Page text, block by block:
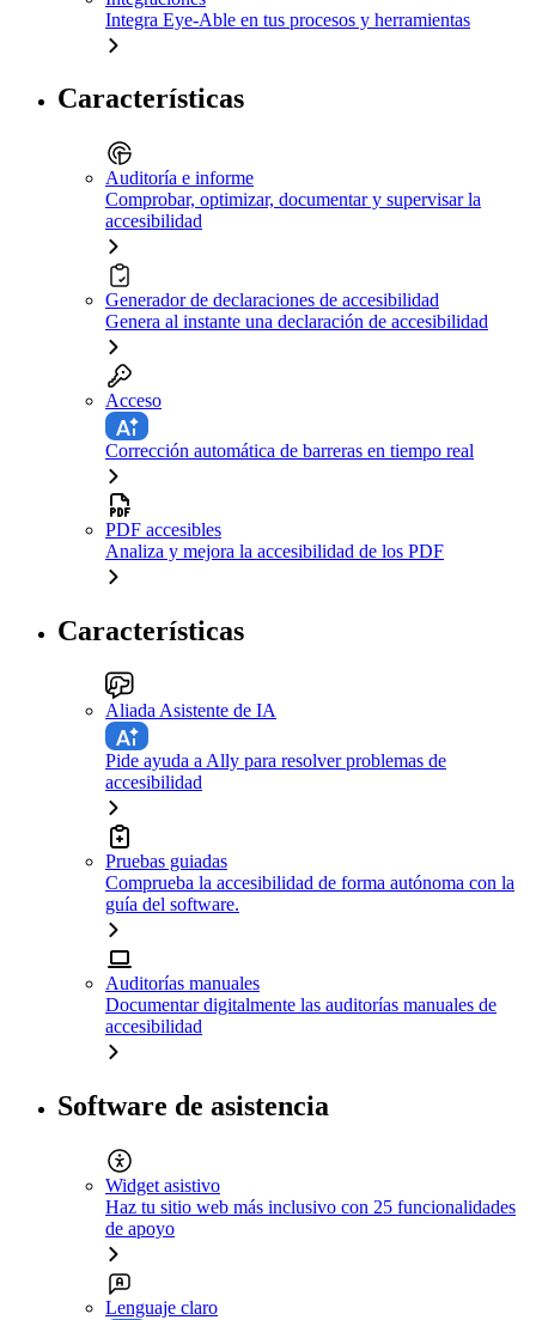
Integra Eye-Able en tus procesos y herramientas
Características
Auditoría e informe
Comprobar, optimizar, documentar y supervisar la
accesibilidad
Generador de declaraciones de accesibilidad
Genera al instante una declaración de accesibilidad
Acceso
Corrección automática de barreras en tiempo real
PDF accesibles
Analiza y mejora la accesibilidad de los PDF
Características
Aliada Asistente de IA
Pide ayuda a Ally para resolver problemas de
accesibilidad
Pruebas guiadas
Comprueba la accesibilidad de forma autónoma con la
guía del software.
Auditorías manuales
Documentar digitalmente las auditorías manuales de
accesibilidad
Software de asistencia
Widget asistivo
Haz tu sitio web más inclusivo con 25 funcionalidades
de apoyo
Lenguaje claro